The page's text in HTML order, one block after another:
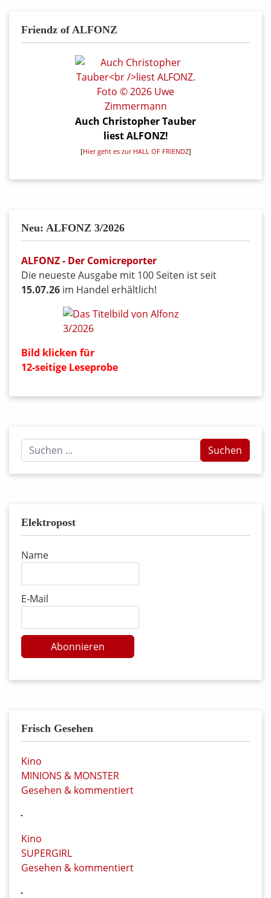
Friendz of ALFONZ
Auch Christopher Tauber
liest ALFONZ!
[Hier geht es zur HALL OF FRIENDZ]
Neu: ALFONZ 3/2026
ALFONZ - Der Comicreporter
Die neueste Ausgabe mit 100 Seiten ist seit
15.07.26 im Handel erhältlich!
Bild klicken für
12-seitige Leseprobe
Suchen
...
Suchen
Elektropost
Name
E-Mail
Abonnieren
Frisch Gesehen
Kino
MINIONS & MONSTER
Gesehen & kommentiert
Kino
SUPERGIRL
Gesehen & kommentiert